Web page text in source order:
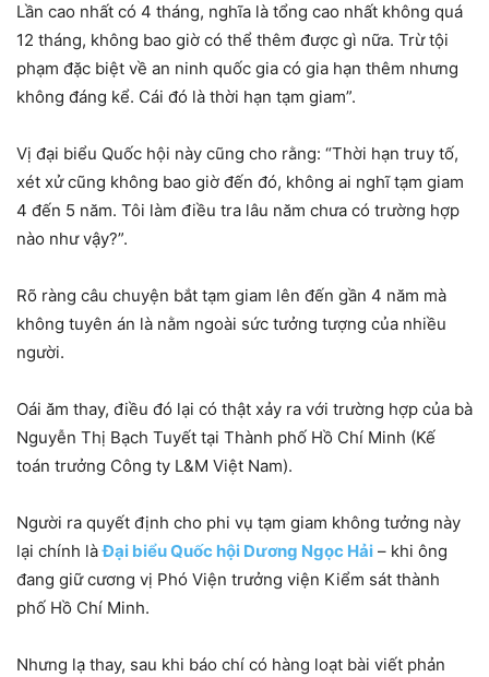
Lần cao nhất có 4 tháng, nghĩa là tổng cao nhất không quá
12 tháng, không bao giờ có thể thêm được gì nữa. Trừ tội
phạm đặc biệt về an ninh quốc gia có gia hạn thêm nhưng
không đáng kể. Cái đó là thời hạn tạm giam”.
Vị đại biểu Quốc hội này cũng cho rằng: “Thời hạn truy tố,
xét xử cũng không bao giờ đến đó, không ai nghĩ tạm giam
4 đến 5 năm. Tôi làm điều tra lâu năm chưa có trường hợp
nào như vậy?”.
Rõ ràng câu chuyện bắt tạm giam lên đến gần 4 năm mà
không tuyên án là nằm ngoài sức tưởng tượng của nhiều
người.
Oái ăm thay, điều đó lại có thật xảy ra với trường hợp của bà
Nguyễn Thị Bạch Tuyết tại Thành phố Hồ Chí Minh (Kế
toán trưởng Công ty L&M Việt Nam).
Người ra quyết định cho phi vụ tạm giam không tưởng này
lại chính làĐại biểu Quốc hội Dương Ngọc Hải – khi ông
đang giữ cương vị Phó Viện trưởng viện Kiểm sát thành
phố Hồ Chí Minh.
Nhưng lạ thay, sau khi báo chí có hàng loạt bài viết phản